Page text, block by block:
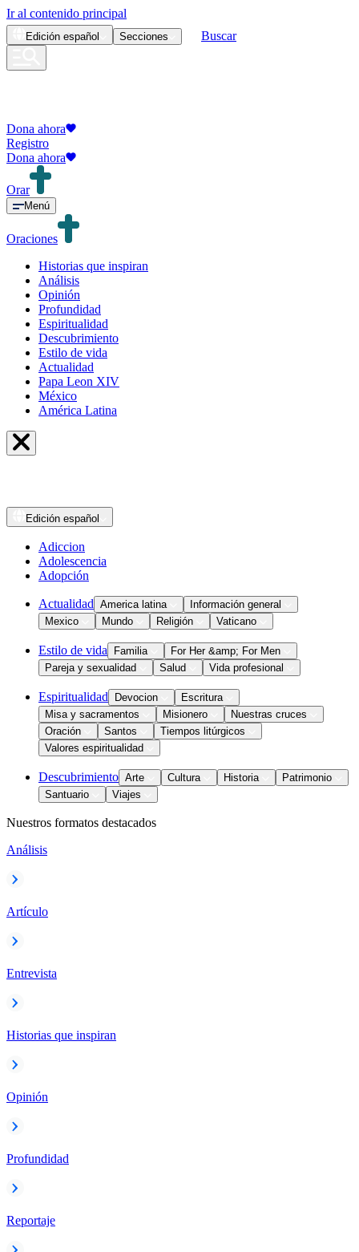
Ir al contenido principal
Edición español Secciones Buscar
Dona ahora
Registro
Dona ahora
Orar
Menú
Oraciones
Historias que inspiran
Análisis
Opinión
Profundidad
Espiritualidad
Descubrimiento
Estilo de vida
Actualidad
Papa Leon XIV
México
América Latina
Edición español
Adiccion
Adolescencia
Adopción
Actualidad America latina
Información general
Mexico
Mundo Religión Vaticano
Estilo de vida Familia
For Her &amp; For Men
Pareja y sexualidad
Salud Vida profesional
Espiritualidad Devocion
Escritura
Misa y sacramentos
Misionero
Nuestras cruces
Oración
Santos
Tiempos litúrgicos
Valores espiritualidad
Descubrimiento Arte Cultura Historia
Patrimonio
Santuario
Viajes
Nuestros formatos destacados
Análisis
Artículo
Entrevista
Historias que inspiran
Opinión
Profundidad
Reportaje